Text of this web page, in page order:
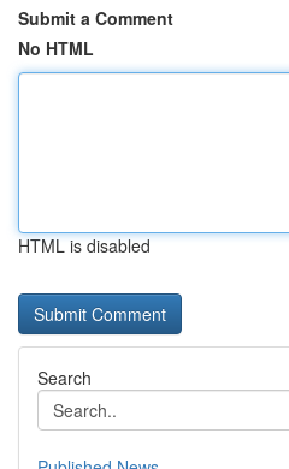
Submit a Comment
No HTML
HTML is disabled
Search